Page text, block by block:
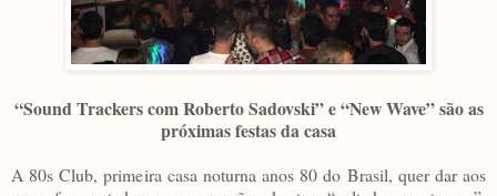
“Sound Trackers com Roberto Sadovski” e “New Wave” são as
próximas festas da casa
A 80s Club, primeira casa noturna anos 80 do Brasil, quer dar aos